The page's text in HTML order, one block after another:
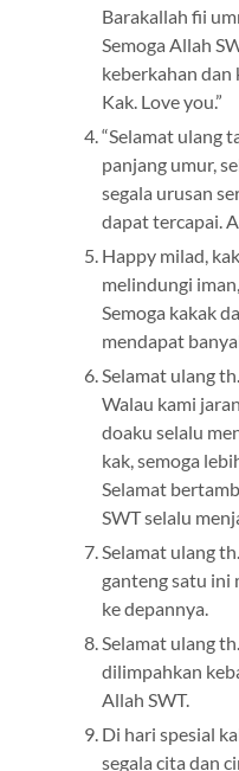
Barakallah fii
Semoga Allah
keberkahan dan
Kak. Love you.”
“Selamat ulang
panjang umur,
segala urusan
dapat tercapai.
Happy milad,
melindungi
Semoga kakak
mendapat
Selamat ulang
Walau kami
doaku selalu
kak, semoga
Selamat
SWT selalu
Selamat ulang
ganteng satu
ke depannya.
Selamat ulang
dilimpahkan
Allah SWT.
Di hari spesial
segala cita dan